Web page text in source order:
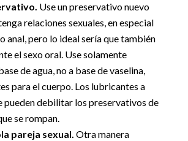
Use un preservativo nuevo
relaciones sexuales, en especial
anal, pero lo ideal sería que también
el sexo oral. Use solamente
de agua, no a base de vaselina,
para el cuerpo. Los lubricantes a
pueden debilitar los preservativos de
se rompan.
pareja sexual. Otra manera